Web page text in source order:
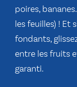
poires,
les feuilles) ! Et
fondants,
entre les fruits
garanti.